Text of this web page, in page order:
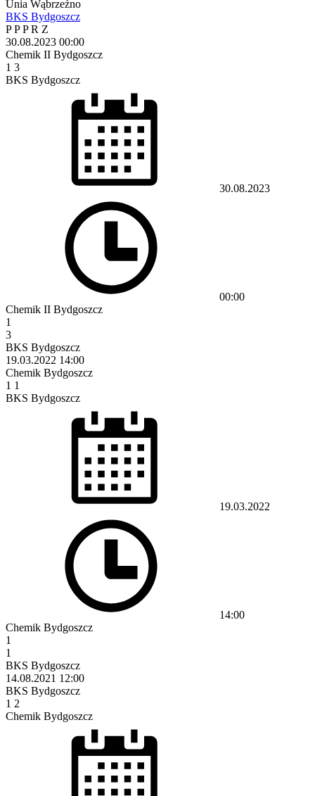
Unia Wąbrzeźno
BKS Bydgoszcz
PPPR Z
30.08.2023 00:00
Chemik II Bydgoszcz
1 3
BKS Bydgoszcz
30.08.2023
00:00
Chemik II Bydgoszcz
1
3
BKS Bydgoszcz
19.03.2022 14:00
Chemik Bydgoszcz
1 1
BKS Bydgoszcz
19.03.2022
14:00
Chemik Bydgoszcz
1
1
BKS Bydgoszcz
14.08.2021 12:00
BKS Bydgoszcz
1 2
Chemik Bydgoszcz